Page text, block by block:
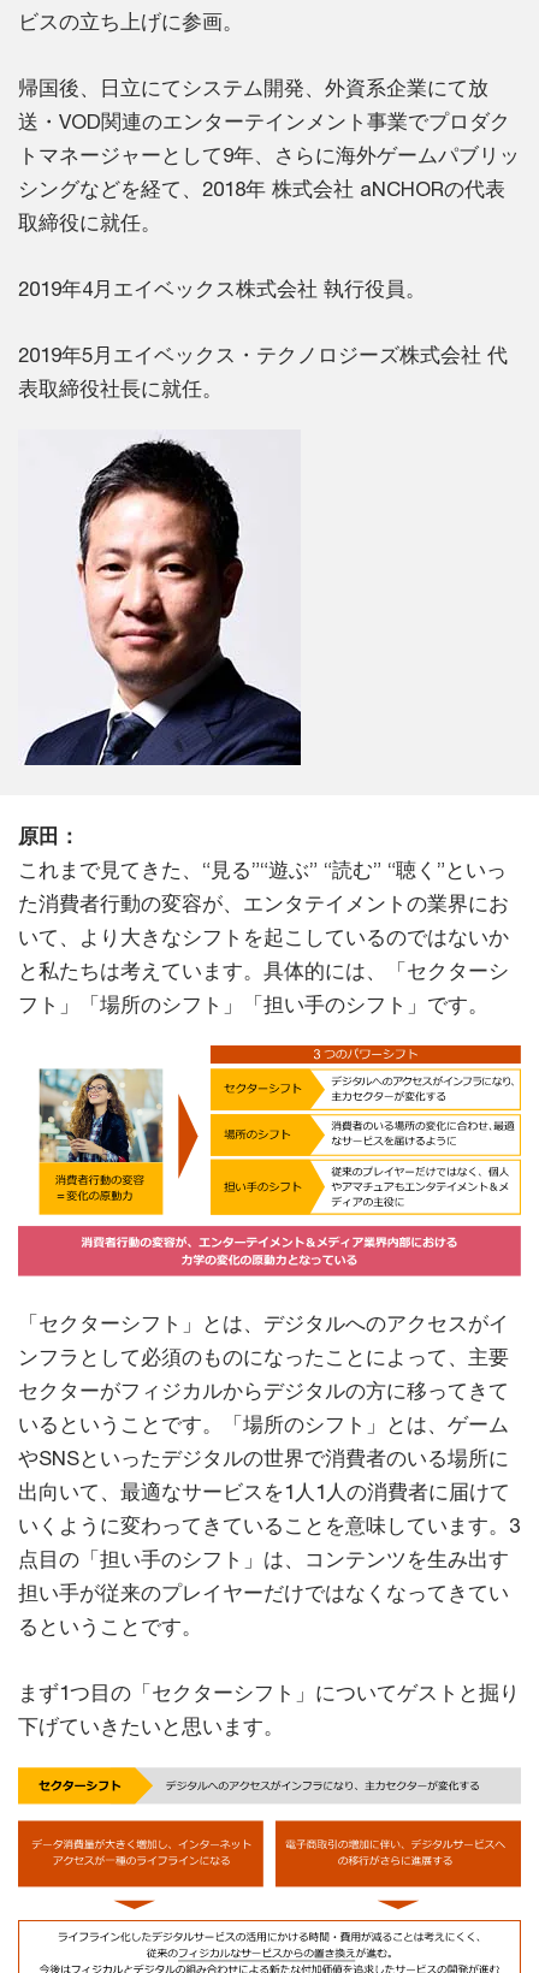
ビスの立ち上げに参画。
帰国後、日立にてシステム開発、外資系企業にて放
送・VOD関連のエンターテインメント事業でプロダク
トマネージャーとして9年、さらに海外ゲームパブリッ
シングなどを経て、2018年 株式会社 aNCHORの代表
取締役に就任。
2019年4月エイベックス株式会社 執行役員。
2019年5月エイベックス・テクノロジーズ株式会社 代
表取締役社長に就任。
原田：
これまで見てきた、“見る”“遊ぶ” “読む” “聴く”といっ
た消費者行動の変容が、エンタテイメントの業界にお
いて、より大きなシフトを起こしているのではないか
と私たちは考えています。具体的には、「セクターシ
フト」「場所のシフト」「担い手のシフト」です。
「セクターシフト」とは、デジタルへのアクセスがイ
ンフラとして必須のものになったことによって、主要
セクターがフィジカルからデジタルの方に移ってきて
いるということです。「場所のシフト」とは、ゲーム
やSNSといったデジタルの世界で消費者のいる場所に
出向いて、最適なサービスを1人1人の消費者に届けて
いくように変わってきていることを意味しています。3
点目の「担い手のシフト」は、コンテンツを生み出す
担い手が従来のプレイヤーだけではなくなってきてい
るということです。
まず1つ目の「セクターシフト」についてゲストと掘り
下げていきたいと思います。